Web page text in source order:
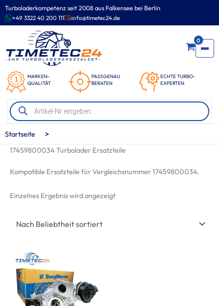
Turboladerkompetenz seit 2008 aus Falkensee bei Berlin
+49 3322 40 200 111 info@timetec24.de
MARKEN-
QUALITÄT
PASSGENAU
BERATEN
ECHTE TURBO-
EXPERTEN
0
Products
search
Zum
Inhalt
springen
Startseite >
17459800034 Turbolader Ersatzteile
Kompatible Ersatzteile für Vergleichsnummer 17459800034.
Einzelnes Ergebnis wird angezeigt